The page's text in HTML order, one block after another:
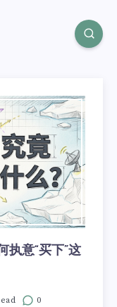
执意“买下”这
0